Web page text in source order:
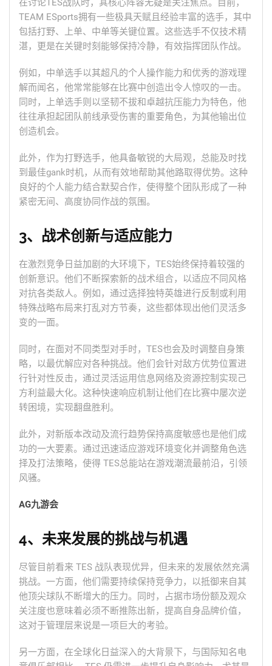
在讨论TES战队时，其核心阵容无疑是关注焦点。目前，
TEAM ESports拥有一些极具天赋且经验丰富的选手，其中
包括打野、上单、中单等关键位置。这些选手不仅技术精
湛，更是在关键时刻能够保持冷静，有效指挥团队作战。
例如，中单选手以其超凡的个人操作能力和优秀的游戏理
解而闻名，他常常能够在比赛中创造出令人惊叹的一击。
同时，上单选手则以坚韧不拔和卓越抗压能力为特色，他
往往承担起团队前线承受伤害的重要角色，为其他输出位
创造机会。
此外，作为打野选手，他具备敏锐的大局观，总能及时找
到最佳gank时机，从而有效地帮助其他路取得优势。这种
良好的个人能力结合默契合作，使得整个团队形成了一种
紧密无间、高度协同作战的氛围。
3、战术创新与适应能力
在激烈竞争日益加剧的大环境下，TES始终保持着较强的
创新意识。他们不断探索新的战术组合，以适应不同风格
对抗各类敌人。例如，通过选择独特英雄进行反制或利用
特殊战略布局来打乱对方节奏，这些都体现出他们灵活多
变的一面。
同时，在面对不同类型对手时，TES也会及时调整自身策
略，以最优解应对各种挑战。他们会针对敌方优势位置进
行针对性反击，通过灵活运用信息网络及资源控制实现己
方利益最大化。这种快速响应机制让他们在比赛中屡次逆
转困境，实现翻盘胜利。
此外，对新版本改动及流行趋势保持高度敏感也是他们成
功的一大要素。通过迅速适应游戏环境变化并调整角色选
择及打法策略，使得 TES总能站在游戏潮流最前沿，引领
风骚。
AG九游会
4、未来发展的挑战与机遇
尽管目前看来 TES 战队表现优异，但未来的发展依然充满
挑战。一方面，他们需要持续保持竞争力，以抵御来自其
他顶尖球队不断增大的压力。同时，占据市场份额及观众
关注度也意味着必须不断推陈出新，提高自身品牌价值，
这对于管理层来说是一项巨大的考验。
另一方面，在全球化日益深入的大背景下，与国际知名电